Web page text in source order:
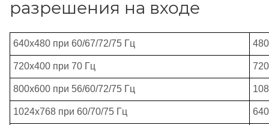
разрешения на входе
640x480 при 60/67/72/75 Гц
720x400 при 70 Гц
800x600 при 56/60/72/75 Гц
1024x768 при 60/70/75 Гц